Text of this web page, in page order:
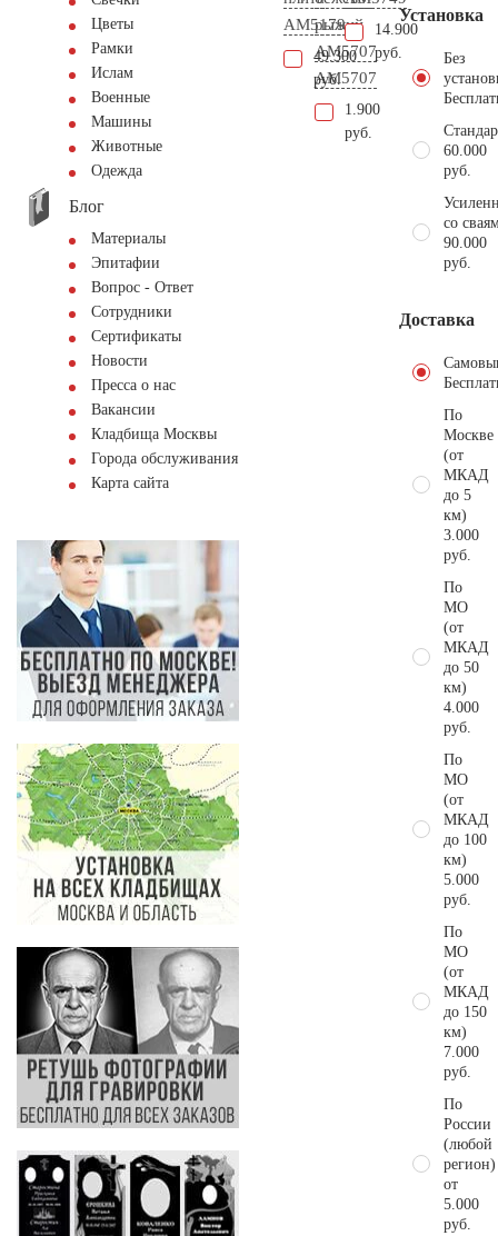
Цветы
Рамки
Ислам
Военные
Машины
Животные
Одежда
Блог
Материалы
Эпитафии
Вопрос - Ответ
Сотрудники
Сертификаты
Новости
Пресса о нас
Вакансии
Кладбища Москвы
Города обслуживания
Карта сайта
AM5179
49.300
руб.
рыжий
АМ5707
AM5707
1.900
руб.
14.900
руб.
Установка
Без
60.000
руб.
со
90.000
руб.
Доставка
По
Москве
(от
МКАД
до 5
км)
3.000
руб.
По
МО
(от
МКАД
до 50
км)
4.000
руб.
По
МО
(от
МКАД
до 100
км)
5.000
руб.
По
МО
(от
МКАД
до 150
км)
7.000
руб.
По
России
(любой
регион)
от
5.000
руб.